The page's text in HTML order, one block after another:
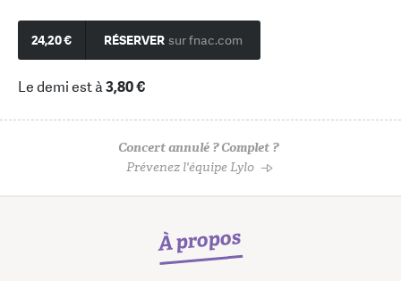
24,20 € RÉSERVER sur fnac.com
Le demi est à3,80 €
Concert annulé ? Complet ?
Prévenez l'équipe Lylo
À propos